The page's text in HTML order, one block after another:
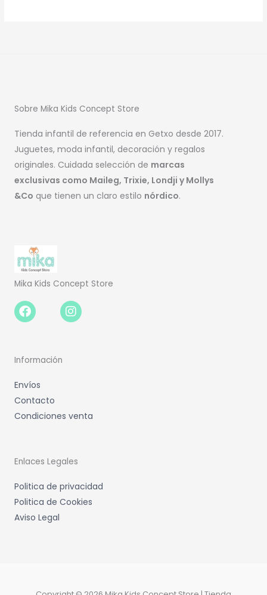
Sobre Mika Kids Concept Store
Tienda infantil de referencia en Getxo desde 2017.
Juguetes, moda infantil, decoración y regalos
originales. Cuidada selección de marcas
exclusivas como Maileg, Trixie, Londji y Mollys
&Co que tienen un claro estilo nórdico.
Mika Kids Concept Store
Facebook-
f
Instagram
Información
Envíos
Contacto
Condiciones venta
Enlaces Legales
Politica de privacidad
Politica de Cookies
Aviso Legal